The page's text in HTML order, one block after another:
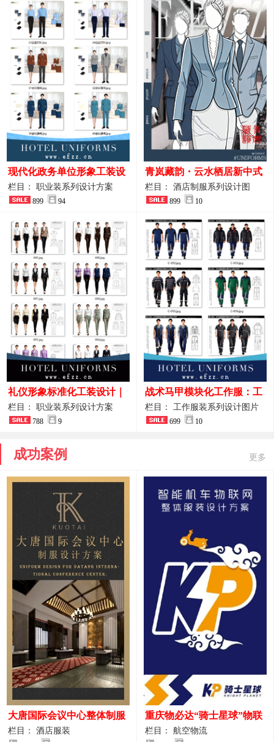
现代化政务单位形象工装设
计｜国风会务接待西装制服
整套方案
栏目： 职业装系列设计方案
899 94
青岚藏韵・云水栖居新中式
酒店全岗位制服设计原创作
品图
栏目： 酒店制服系列设计图
899 10
礼仪形象标准化工装设计｜
高端服务业仪态塑造专属职
业装系列
栏目： 职业装系列设计方案
788 9
战术马甲模块化工作服：工
程巡检与设备调试岗位的多
功能收纳设计
栏目： 工作服装系列设计图片
699 10
成功案例 更多
大唐国际会议中心整体制服
设计案例
栏目： 酒店服装
重庆物必达“骑士星球”物联
网派送人员服装设计案例
栏目： 航空物流